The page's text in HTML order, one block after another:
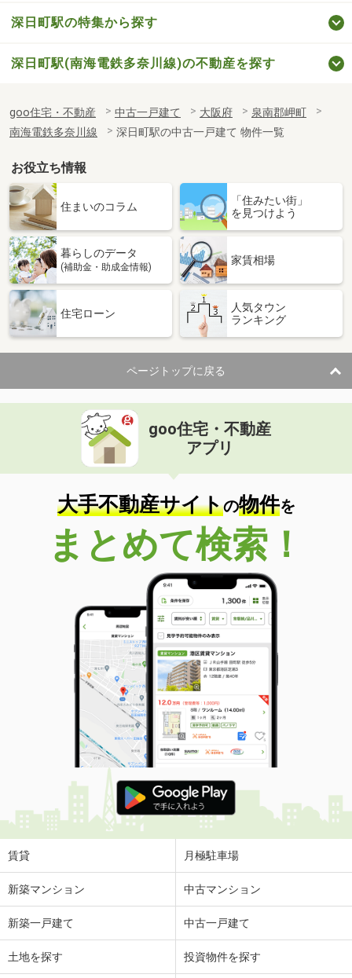
深日町駅の特集から探す
深日町駅(南海電鉄多奈川線)の不動産を探す
goo住宅・不動産 中古一戸建て 大阪府
泉南郡岬町
南海電鉄多奈川線
深日町駅の中古一戸建て 物件一覧
お役立ち情報
住まいのコラム
「住みたい街」
を見つけよう
暮らしのデータ
(補助金・助成金情報)
家賃相場
住宅ローン
人気タウン
ランキング
ページトップに戻る
goo住宅・不動産
アプリ
大手不動産サイトの物件を
まとめて検索！
賃貸 月極駐車場
新築マンション 中古マンション
新築一戸建て 中古一戸建て
土地を探す 投資物件を探す